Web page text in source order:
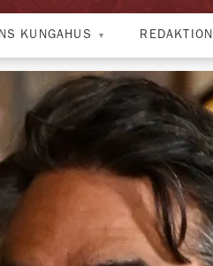
KUNGAHUS REDAKTION